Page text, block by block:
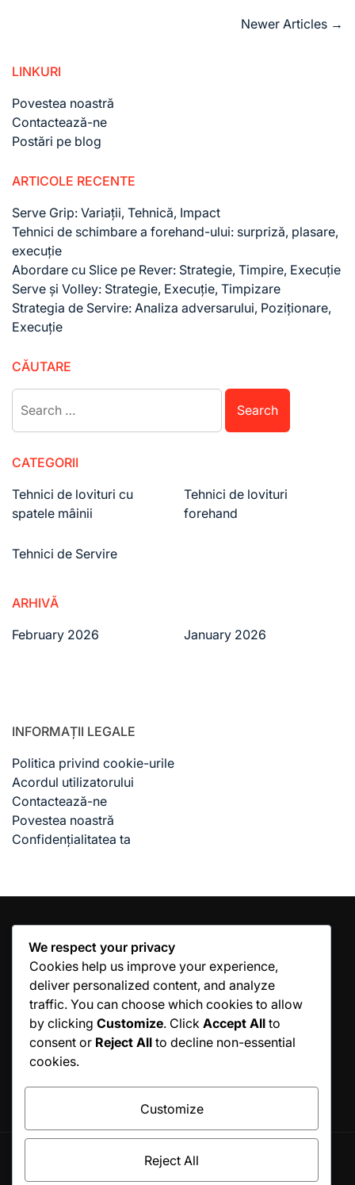
Newer Articles →
LINKURI
Povestea noastră
Contactează-ne
Postări pe blog
ARTICOLE RECENTE
Serve Grip: Variații, Tehnică, Impact
Tehnici de schimbare a forehand-ului: surpriză, plasare,
execuție
Abordare cu Slice pe Rever: Strategie, Timpire, Execuție
Serve și Volley: Strategie, Execuție, Timpizare
Strategia de Servire: Analiza adversarului, Poziționare,
Execuție
CĂUTARE
Search
for:
CATEGORII
Tehnici de lovituri cu
spatele mâinii
Tehnici de lovituri
forehand
Tehnici de Servire
ARHIVĂ
February 2026
January 2026
INFORMAȚII LEGALE
Politica privind cookie-urile
Acordul utilizatorului
Contactează-ne
Povestea noastră
Confidențialitatea ta
CATEGORII
Tehnici de lovituri cu
spatele mâinii
Tehnici de lovituri
forehand
Tehnici de Servire
We respect your privacy
Cookies help us improve your experience,
deliver personalized content, and analyze
traffic. You can choose which cookies to allow
by clicking Customize. Click Accept All to
consent or Reject All to decline non-essential
cookies.
Customize
Reject All